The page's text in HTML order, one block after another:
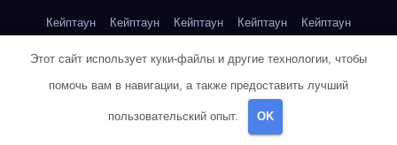
Кейптаун Кейптаун Кейптаун Кейптаун Кейптаун
Кейптаун Кейптаун Кейптаун Кейптаун Кейптаун
Кейптаун
Клубника
Этот сайт использует куки-файлы и другие технологии, чтобы
помочь вам в навигации, а также предоставить лучший
пользовательский опыт. OK